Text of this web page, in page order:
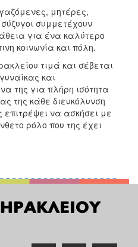
μητέρες,
συμμετέχουν
για ένα καλύτερο
κοινωνία και πόλη.
τιμά και σέβεται
και
της για πλήρη ισότητα
της κάθε διευκόλυνση
επιτρέψει να ασκήσει με
ρόλο που της έχει